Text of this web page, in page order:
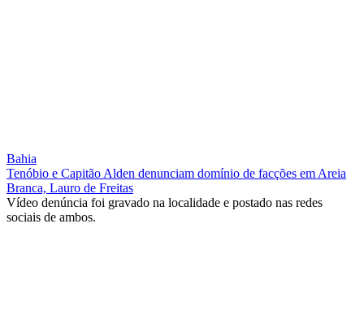
Bahia
Tenóbio e Capitão Alden denunciam domínio de facções em Areia
Branca, Lauro de Freitas
Vídeo denúncia foi gravado na localidade e postado nas redes
sociais de ambos.